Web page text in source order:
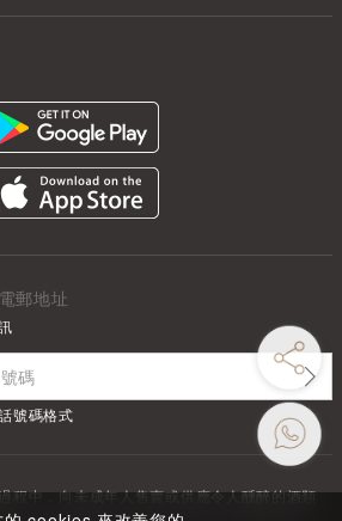
電郵地址
號碼格式
程中，向未成年人售賣或供應令人醺醉的酒類
intoxicating liquor must not be sold or